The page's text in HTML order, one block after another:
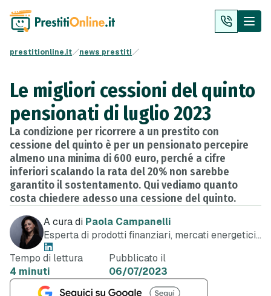
prestitionline.it news prestiti
Le migliori cessioni del quinto
pensionati di luglio 2023
La condizione per ricorrere a un prestito con
cessione del quinto è per un pensionato percepire
almeno una minima di 600 euro, perché a cifre
inferiori scalando la rata del 20% non sarebbe
garantito il sostentamento. Qui vediamo quanto
costa chiedere adesso una cessione del quinto.
A cura di Paola Campanelli
Esperta di prodotti finanziari, mercati energetici
e telefonia
Tempo di lettura
4 minuti
Pubblicato il
06/07/2023